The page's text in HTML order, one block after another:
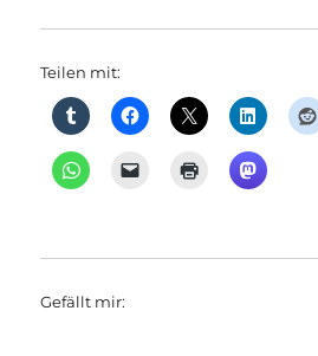
Teilen mit:
Gefällt mir: